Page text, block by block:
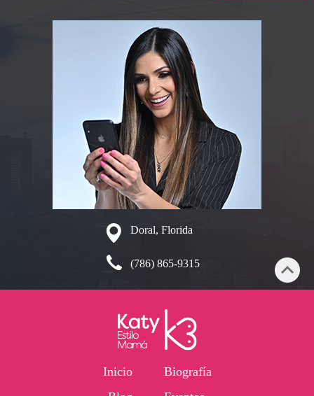
Doral, Florida
(786) 865-9315
Inicio
Biografía